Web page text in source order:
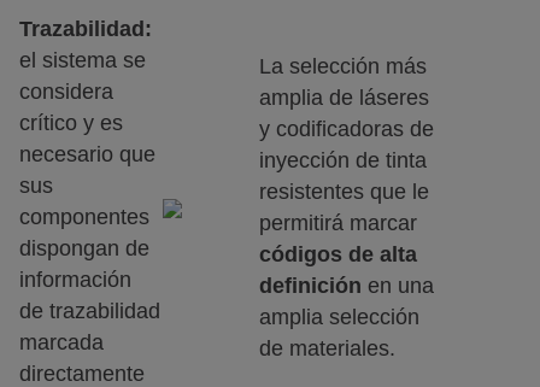
Trazabilidad:
el sistema se
considera
crítico y es
necesario que
sus
componentes
dispongan de
información
de trazabilidad
marcada
directamente
La selección más
amplia de láseres
y codificadoras de
inyección de tinta
resistentes que le
permitirá marcar
códigos de alta
definición en una
amplia selección
de materiales.